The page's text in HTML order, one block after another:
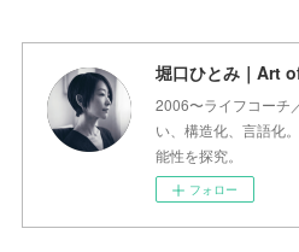
堀口ひとみ｜Art
2006〜ライフコーチ
い、構造化、言語化
能性を探究。
フォロー